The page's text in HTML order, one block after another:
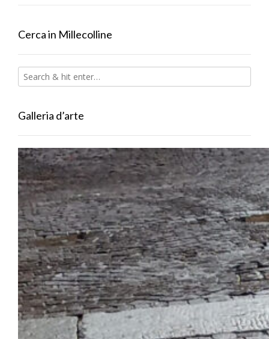
Cerca in Millecolline
Galleria d’arte